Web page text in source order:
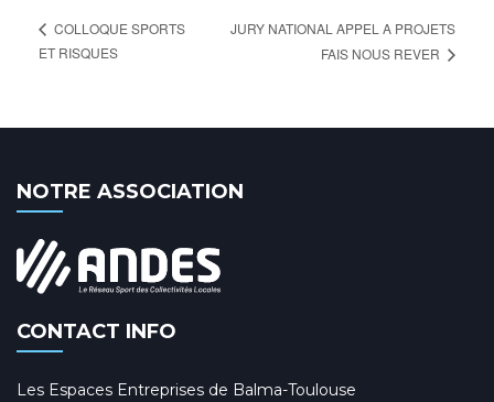
COLLOQUE SPORTS
ET RISQUES
JURY NATIONAL APPEL A PROJETS
FAIS NOUS REVER
NOTRE ASSOCIATION
CONTACT INFO
Les Espaces Entreprises de Balma-Toulouse